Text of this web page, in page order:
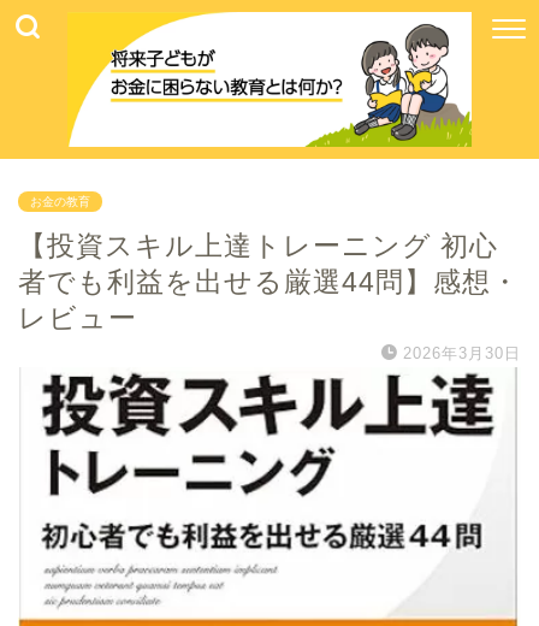
お金の教育
【投資スキル上達トレーニング 初心
者でも利益を出せる厳選44問】感想・
レビュー
2026年3月30日